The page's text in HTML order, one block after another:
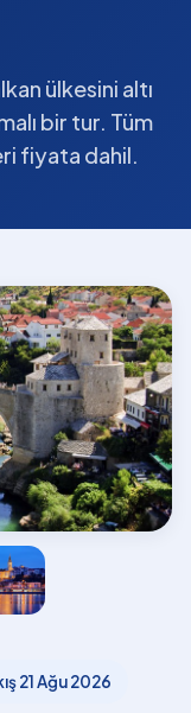
ülkesini altı
bir tur. Tüm
fiyata dahil.
21 Ağu 2026